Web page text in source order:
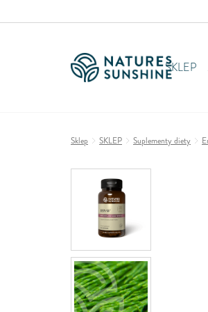
SKLEP
Sklep SKLEP Suplementy diety